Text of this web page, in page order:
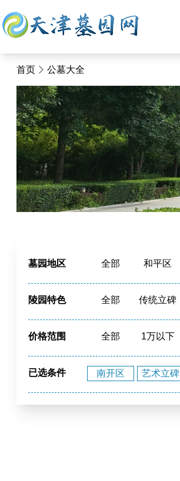
首页 公墓大全
墓园地区 全部 和平区
陵园特色
全部 传统立碑
价格范围
全部 1万以下
已选条件
南开区 艺术立碑